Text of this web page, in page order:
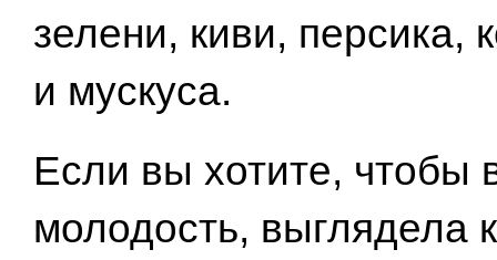
зелени, киви, персика,
и мускуса.
Если вы хотите, чтобы
молодость, выглядела